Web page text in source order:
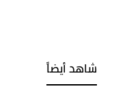
شاهد أيضاً